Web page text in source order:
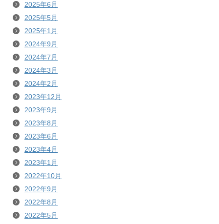
2025年6月
2025年5月
2025年1月
2024年9月
2024年7月
2024年3月
2024年2月
2023年12月
2023年9月
2023年8月
2023年6月
2023年4月
2023年1月
2022年10月
2022年9月
2022年8月
2022年5月